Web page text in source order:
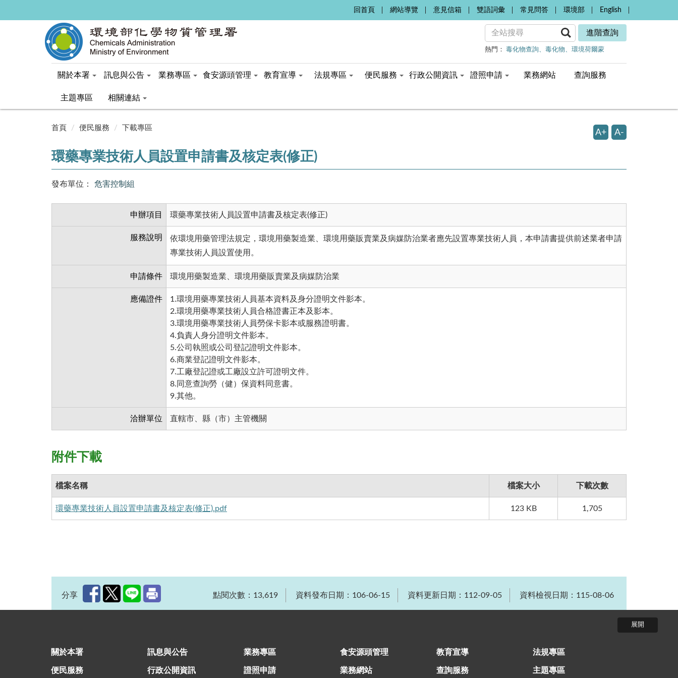
回首頁 網站導覽 意見信箱 雙語詞彙 常見問答 環境部 English
進階查詢
熱門： 毒化物查詢 毒化物 環境荷爾蒙
關於本署 訊息與公告 業務專區 食安源頭管理 教育宣導 法規專區 便民服務 行政公開資訊 證照申請 業務網站 查詢服務
主題專區 相關連結
首頁 便民服務 下載專區
A+ A-
環藥專業技術人員設置申請書及核定表(修正)
發布單位： 危害控制組
申辦項目 環藥專業技術人員設置申請書及核定表(修正)
服務說明
依環境用藥管理法規定，環境用藥製造業、環境用藥販賣業及病媒防治業者應先設置專業技術人員，本申請書提供前述業者申請
專業技術人員設置使用。
申請條件 環境用藥製造業、環境用藥販賣業及病媒防治業
應備證件
1.環境用藥專業技術人員基本資料及身分證明文件影本。
2.環境用藥專業技術人員合格證書正本及影本。
3.環境用藥專業技術人員勞保卡影本或服務證明書。
4.負責人身分證明文件影本。
5.公司執照或公司登記證明文件影本。
6.商業登記證明文件影本。
7.工廠登記證或工廠設立許可證明文件。
8.同意查詢勞（健）保資料同意書。
9.其他。
洽辦單位 直轄市、縣（市）主管機關
附件下載
檔案名稱 檔案大小 下載次數
環藥專業技術人員設置申請書及核定表(修正).pdf 123 KB 1,705
分享 點閱次數：13,619 資料發布日期：106-06-15 資料更新日期：112-09-05 資料檢視日期：115-08-06
關於本署 訊息與公告 業務專區 食安源頭管理 教育宣導 法規專區
便民服務 行政公開資訊 證照申請 業務網站 查詢服務 主題專區